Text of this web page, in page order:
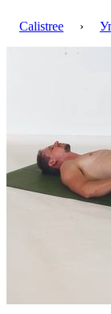
Calistree ›